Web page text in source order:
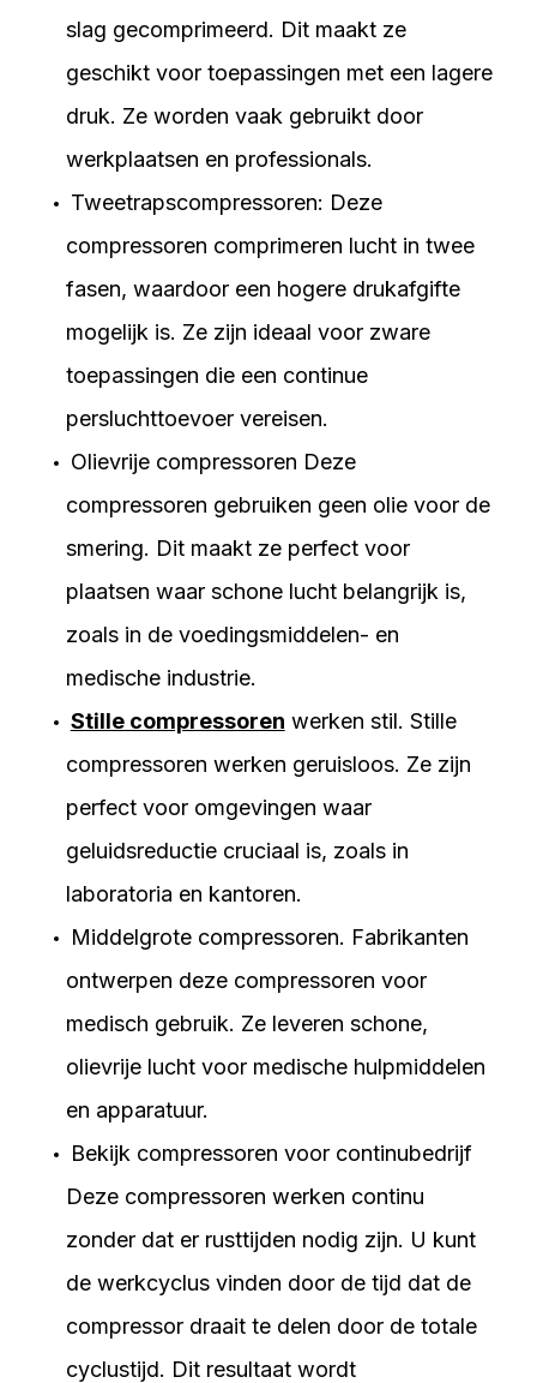
slag gecomprimeerd. Dit maakt ze
geschikt voor toepassingen met een lagere
druk. Ze worden vaak gebruikt door
werkplaatsen en professionals.
Tweetrapscompressoren: Deze
compressoren comprimeren lucht in twee
fasen, waardoor een hogere drukafgifte
mogelijk is. Ze zijn ideaal voor zware
toepassingen die een continue
persluchttoevoer vereisen.
Olievrije compressoren Deze
compressoren gebruiken geen olie voor de
smering. Dit maakt ze perfect voor
plaatsen waar schone lucht belangrijk is,
zoals in de voedingsmiddelen- en
medische industrie.
Stille compressoren werken stil. Stille
compressoren werken geruisloos. Ze zijn
perfect voor omgevingen waar
geluidsreductie cruciaal is, zoals in
laboratoria en kantoren.
Middelgrote compressoren. Fabrikanten
ontwerpen deze compressoren voor
medisch gebruik. Ze leveren schone,
olievrije lucht voor medische hulpmiddelen
en apparatuur.
Bekijk compressoren voor continubedrijf
Deze compressoren werken continu
zonder dat er rusttijden nodig zijn. U kunt
de werkcyclus vinden door de tijd dat de
compressor draait te delen door de totale
cyclustijd. Dit resultaat wordt